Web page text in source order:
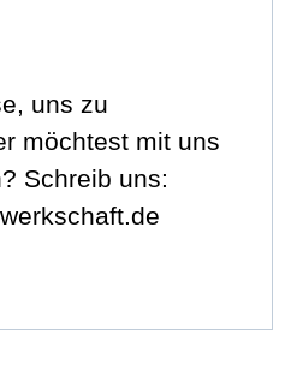
uns zu
möchtest mit uns
Schreib uns: